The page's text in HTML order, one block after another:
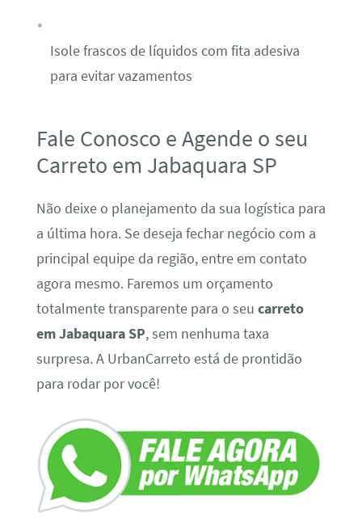
Isole frascos de líquidos com fita adesiva
para evitar vazamentos
Fale Conosco e Agende o seu
Carreto em Jabaquara SP
Não deixe o planejamento da sua logística para
a última hora. Se deseja fechar negócio com a
principal equipe da região, entre em contato
agora mesmo. Faremos um orçamento
totalmente transparente para o seu carreto
em Jabaquara SP, sem nenhuma taxa
surpresa. A UrbanCarreto está de prontidão
para rodar por você!